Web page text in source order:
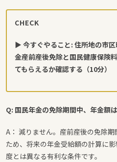
CHECK
▶ 今すぐやること: 住所地の市
金産前産後免除と国民健康保険
てもらえるか確認する（10分）
Q: 国民年金の免除期間中、年金額
A： 減りません。産前産後の免除
ため、将来の年金受給額の計算に
度とは異なる有利な条件です。